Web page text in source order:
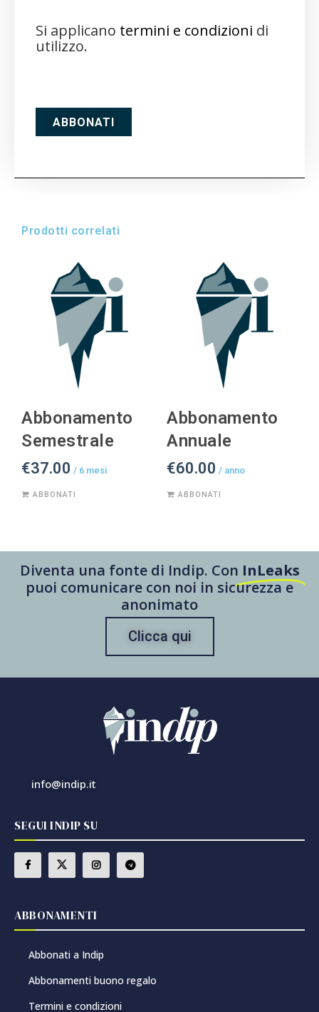
Si applicano termini e condizioni di
utilizzo.
ABBONATI
Prodotti correlati
Abbonamento
Semestrale
€37.00 / 6 mesi
ABBONATI
Abbonamento
Annuale
€60.00 / anno
ABBONATI
Diventa una fonte di Indip. Con InLeaks
puoi comunicare con noi in sicurezza e
anonimato
Clicca qui
info@indip.it
SEGUI INDIP SU
ABBONAMENTI
Abbonati a Indip
Abbonamenti buono regalo
Termini e condizioni